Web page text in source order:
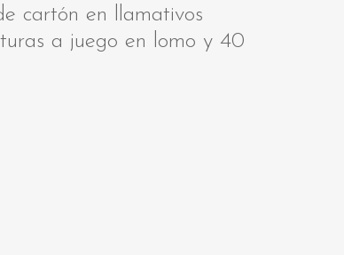
cartón en llamativos
a juego en lomo y 40